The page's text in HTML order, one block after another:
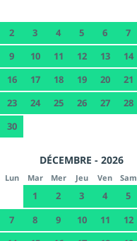
2
3 4 5 6 7
9
10 11 12 13 14
16
17 18 19 20 21
23
24 25 26 27 28
30
DÉCEMBRE - 2026
Lun Mar Mer Jeu Ven Sam
1 2 3 4 5
7
8 9 10 11 12